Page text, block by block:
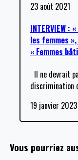
23 août 2021
INTERVIEW
les femmes
« Femmes
Il ne devrait
discrimination
19 janvier 2023
Vous pourriez